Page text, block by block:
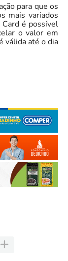
para que os
mais variados
é possível
o valor em
válida até o dia